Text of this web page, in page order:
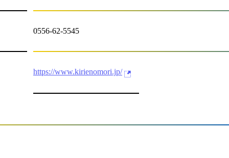
0556-62-5545
https://www.kirienomori.jp/